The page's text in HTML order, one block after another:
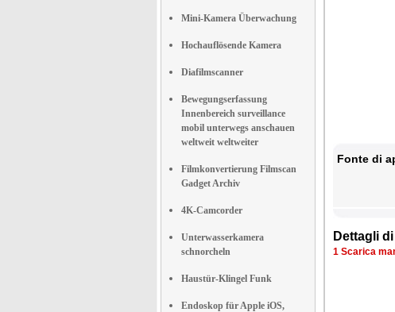
Mini-Kamera Überwachung
Hochauflösende Kamera
Diafilmscanner
Bewegungserfassung
Innenbereich surveillance
mobil unterwegs anschauen
weltweit weltweiter
Filmkonvertierung Filmscan
Gadget Archiv
4K-Camcorder
Unterwasserkamera
schnorcheln
Haustür-Klingel Funk
Endoskop für Apple iOS,
Fonte di
Dettagli
1 Scarica